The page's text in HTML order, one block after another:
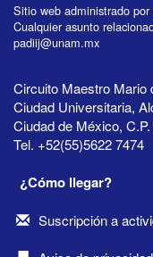
Sitio web administrado
Cualquier asunto
padiij@unam.mx
Circuito Maestro Mario
Ciudad Universitaria,
Ciudad de México,
Tel. +52(55)5622 7474
¿Cómo llegar?
Suscripción a